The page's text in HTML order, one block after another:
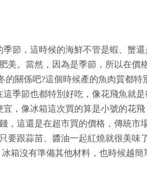
季節，這時候的海鮮不管是蝦、蟹
美。當然，因為是季節，所以在價
的關係吧?這個時候產的魚肉質都特
季節也都特別好吃，像花飛魚就是
宜，像冰箱這次買的算是小號的花
，這還是在超市買的價格，傳統市
要跟蒜苗、醬油一起紅燒就很美味
箱沒有準備其他材料，也時候越簡